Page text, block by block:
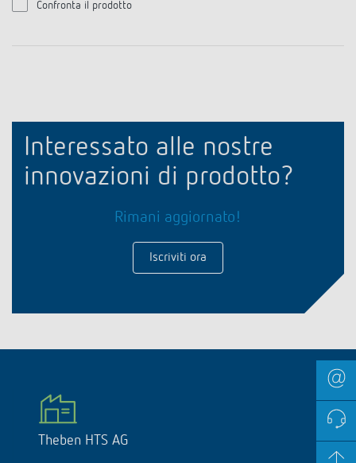
Confronta il prodotto
Interessato alle nostre
innovazioni di prodotto?
Rimani aggiornato!
Iscriviti ora
Theben HTS AG